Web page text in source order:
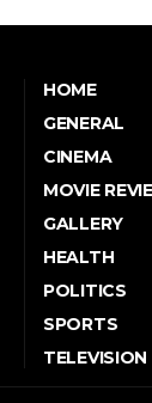
HOME
GENERAL
CINEMA
MOVIE
GALLERY
HEALTH
POLITICS
SPORTS
TELEVISION